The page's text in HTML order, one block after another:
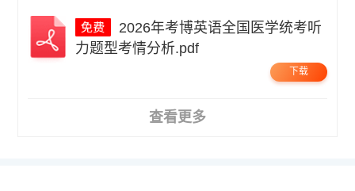
力题型考情分析.pdf
下载
查看更多